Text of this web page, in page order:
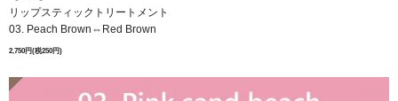
リップスティックトリートメント
03. Peach Brown⇔Red Brown
2,750円(税250円)